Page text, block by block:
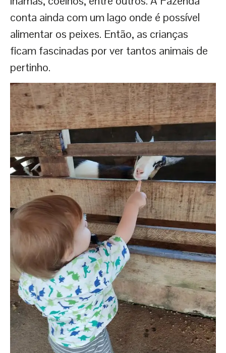
conta ainda com um lago onde é possível
alimentar os peixes. Então, as crianças
ficam fascinadas por ver tantos animais de
pertinho.